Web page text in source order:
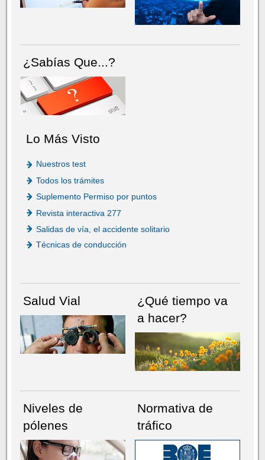
¿Sabías Que...?
Lo Más Visto
Nuestros test
Todos los trámites
Suplemento Permiso por puntos
Revista interactiva 277
Salidas de vía, el accidente solitario
Técnicas de conducción
Salud Vial
¿Qué tiempo va
a hacer?
Niveles de
pólenes
Normativa de
tráfico